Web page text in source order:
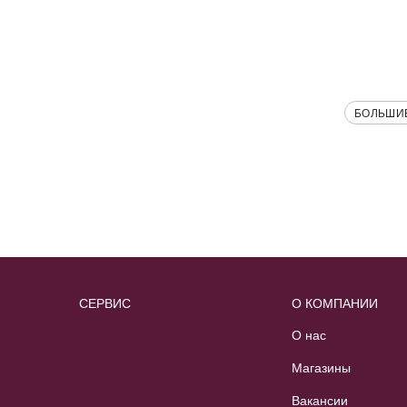
СЕРВИС О КОМПАНИИ
О нас
Магазины
Вакансии